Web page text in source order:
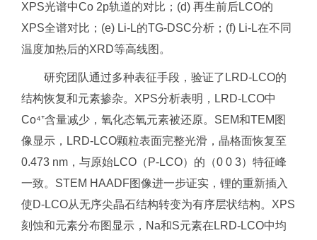
XPS光谱中Co 2p轨道的对比；(d) 再生前后LCO的
XPS全谱对比；(e) Li-L的TG-DSC分析；(f) Li-L在不同
温度加热后的XRD等高线图。
研究团队通过多种表征手段，验证了LRD-LCO的
结构恢复和元素掺杂。XPS分析表明，LRD-LCO中
Co⁴⁺含量减少，氧化态氧元素被还原。SEM和TEM图
像显示，LRD-LCO颗粒表面完整光滑，晶格面恢复至
0.473 nm，与原始LCO（P-LCO）的（0 0 3）特征峰
一致。STEM HAADF图像进一步证实，锂的重新插入
使D-LCO从无序尖晶石结构转变为有序层状结构。XPS
刻蚀和元素分布图显示，Na和S元素在LRD-LCO中均